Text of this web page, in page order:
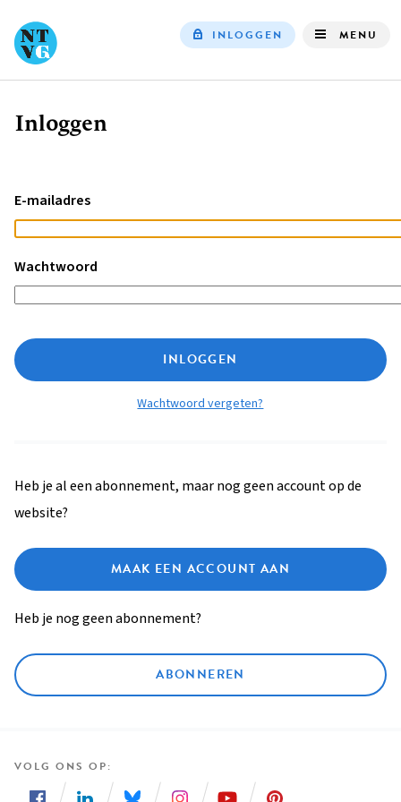
INLOGGEN MENU
Kruimelpad
Inloggen
E-mailadres
Wachtwoord
INLOGGEN
Wachtwoord vergeten?
Heb je al een abonnement, maar nog geen account op de
website?
MAAK EEN ACCOUNT AAN
Heb je nog geen abonnement?
ABONNEREN
VOLG ONS OP